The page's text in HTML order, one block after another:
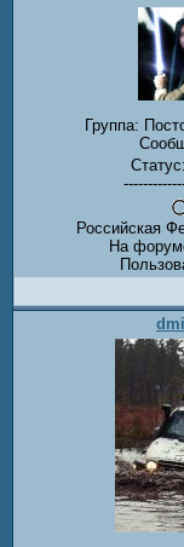
Группа:
Статус:
Российская
На